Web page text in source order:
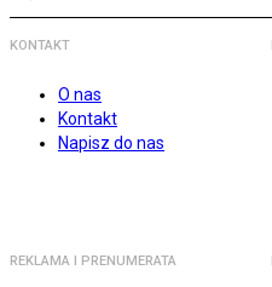
KONTAKT
O nas
Kontakt
Napisz do nas
REKLAMA I PRENUMERATA